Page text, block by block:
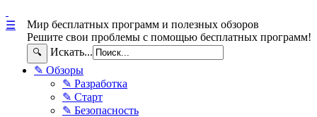
Мир бесплатных программ и полезных обзоров
Решите свои проблемы с помощью бесплатных программ!
🔍 Искать...
☰
✎ Обзоры
✎ Разработка
✎ Старт
✎ Безопасность